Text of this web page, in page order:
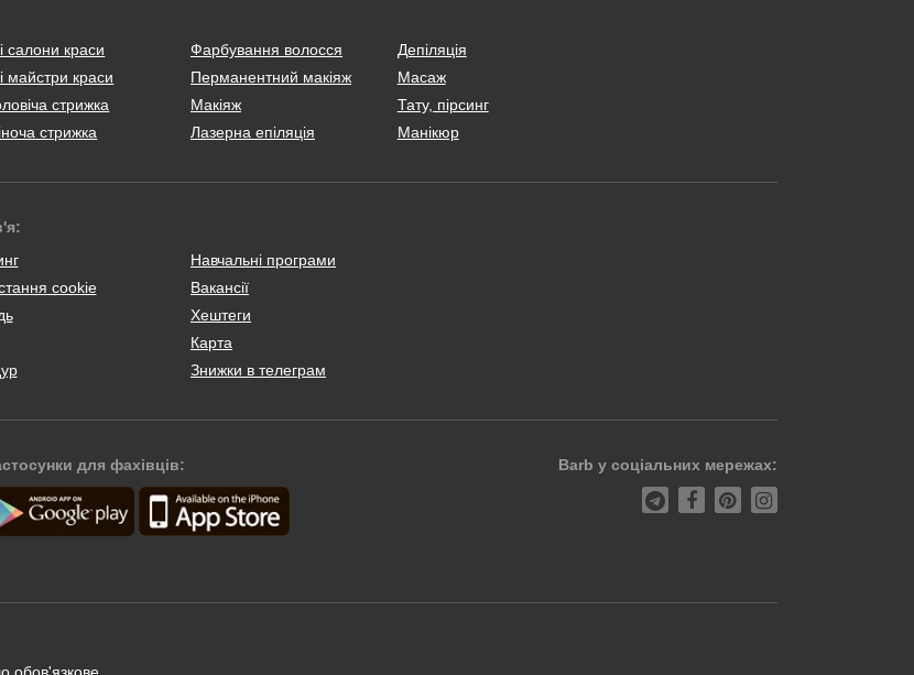
салони краси
майстри краси
стрижка
стрижка
Фарбування волосся
Перманентний макіяж
Макіяж
Лазерна епіляція
Депіляція
Масаж
Тату, пірсинг
Манікюр
cookie
Навчальні програми
Вакансії
Хештеги
Карта
Знижки в телеграм
для фахівців: Barb у соціальних мережах:
обов'язкове